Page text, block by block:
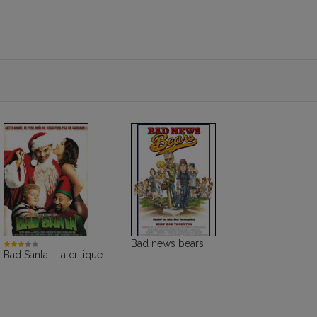
Bad Santa - la critique
Bad news bears